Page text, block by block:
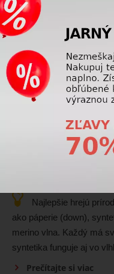
Je lepší softshell
oblečení?
Softshell pri
priedušnejší, hardshell
Ideálna voľba závisí od
Prečítajte si viac
Lyžiarske oblečenie
Pri lyžiarskom
Najlepšie hrejú
ako páperie (down),
merino vlna. Každý má
syntetika funguje aj vo
Prečítajte si viac